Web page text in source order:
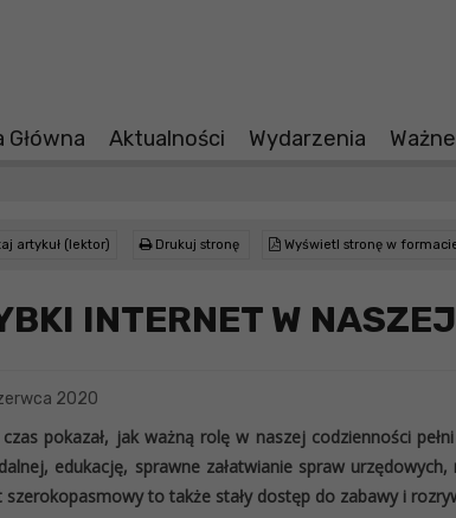
Aktualności Wydarzenia Ważne
artykuł (lektor) Drukuj stronę Wyświetl stronę w
INTERNET W
2020
pokazał, jak ważną rolę w naszej codzienności
edukację, sprawne załatwianie spraw
szerokopasmowy to także stały dostęp do zabawy i